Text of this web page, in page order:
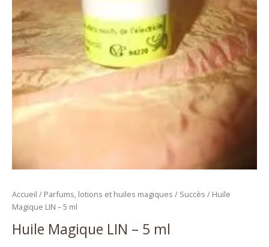
Accueil / Parfums, lotions et huiles magiques / Succès / Huile
Magique LIN – 5 ml
Huile Magique LIN – 5 ml